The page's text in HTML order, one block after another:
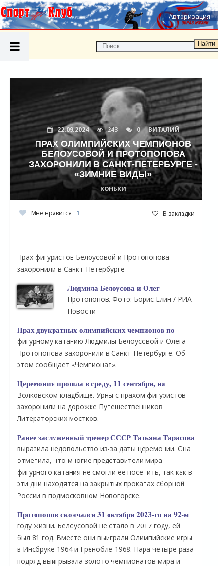
Авторизация
Найти
22.09.2024 243 0 ВИТАЛИЙ
ПРАХ ОЛИМПИЙСКИХ ЧЕМПИОНОВ
БЕЛОУСОВОЙ И ПРОТОПОПОВА
ЗАХОРОНИЛИ В САНКТ-ПЕТЕРБУРГЕ -
«ЗИМНИЕ ВИДЫ»
КОНЬКИ
Мне нравится 1 В закладки
Прах фигуристов Белоусовой и Протопопова
захоронили в Санкт-Петербурге
Людмила Белоусова и Олег
Протопопов. Фото: Борис Елин / РИА
Новости
Прах двукратных олимпийских чемпионов по
фигурному катанию Людмилы Белоусовой и Олега
Протопопова захоронили в Санкт-Петербурге. Об
этом сообщает «Чемпионат».
Церемония прошла в среду, 11 сентября, на
Волковском кладбище. Урны с прахом фигуристов
захоронили на дорожке Путешественников
Литераторских мостков.
Ранее заслуженный тренер СССР Татьяна Тарасова
выразила недовольство из-за даты церемонии. Она
отметила, что многие представители мира
фигурного катания не смогли ее посетить, так как в
эти дни находятся на закрытых прокатах сборной
России в подмосковном Новогорске.
Протопопов скончался 31 октября 2023-го на 92-м
году жизни. Белоусовой не стало в 2017 году, ей
был 81 год. Вместе они выиграли Олимпийские игры
в Инсбруке-1964 и Гренобле-1968. Пара четыре раза
подряд выигрывала золото чемпионатов мира и